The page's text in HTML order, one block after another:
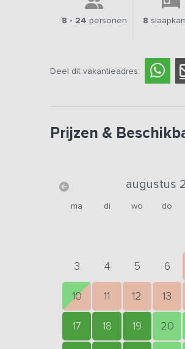
8 - 24 personen 8
Deel dit vakantieadres:
Prijzen &
augustus
ma di wo do
3 4 5 6
10 11 12 13
17 18 19 20